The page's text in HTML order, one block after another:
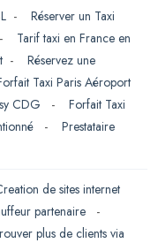
- Réserver un Taxi
- Tarif taxi en France en
- Réservez une
Taxi Paris Aéroport
CDG - Forfait Taxi
- Prestataire
de sites internet
partenaire
-
plus de clients via